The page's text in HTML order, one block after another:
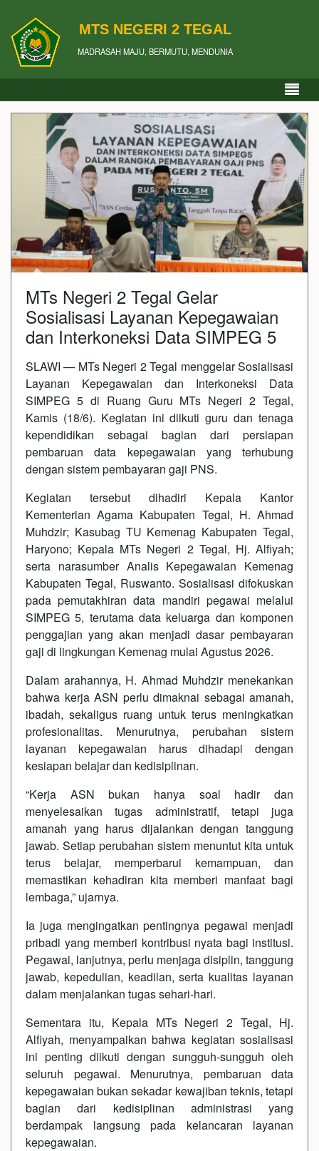
MTS NEGERI 2 TEGAL
MADRASAH MAJU, BERMUTU, MENDUNIA
MTs Negeri 2 Tegal Gelar
Sosialisasi Layanan Kepegawaian
dan Interkoneksi Data SIMPEG 5
SLAWI — MTs Negeri 2 Tegal menggelar Sosialisasi
Layanan Kepegawaian dan Interkoneksi Data
SIMPEG 5 di Ruang Guru MTs Negeri 2 Tegal,
Kamis (18/6). Kegiatan ini diikuti guru dan tenaga
kependidikan sebagai bagian dari persiapan
pembaruan data kepegawaian yang terhubung
dengan sistem pembayaran gaji PNS.
Kegiatan tersebut dihadiri Kepala Kantor
Kementerian Agama Kabupaten Tegal, H. Ahmad
Muhdzir; Kasubag TU Kemenag Kabupaten Tegal,
Haryono; Kepala MTs Negeri 2 Tegal, Hj. Alfiyah;
serta narasumber Analis Kepegawaian Kemenag
Kabupaten Tegal, Ruswanto. Sosialisasi difokuskan
pada pemutakhiran data mandiri pegawai melalui
SIMPEG 5, terutama data keluarga dan komponen
penggajian yang akan menjadi dasar pembayaran
gaji di lingkungan Kemenag mulai Agustus 2026.
Dalam arahannya, H. Ahmad Muhdzir menekankan
bahwa kerja ASN perlu dimaknai sebagai amanah,
ibadah, sekaligus ruang untuk terus meningkatkan
profesionalitas. Menurutnya, perubahan sistem
layanan kepegawaian harus dihadapi dengan
kesiapan belajar dan kedisiplinan.
“Kerja ASN bukan hanya soal hadir dan
menyelesaikan tugas administratif, tetapi juga
amanah yang harus dijalankan dengan tanggung
jawab. Setiap perubahan sistem menuntut kita untuk
terus belajar, memperbarui kemampuan, dan
memastikan kehadiran kita memberi manfaat bagi
lembaga,” ujarnya.
Ia juga mengingatkan pentingnya pegawai menjadi
pribadi yang memberi kontribusi nyata bagi institusi.
Pegawai, lanjutnya, perlu menjaga disiplin, tanggung
jawab, kepedulian, keadilan, serta kualitas layanan
dalam menjalankan tugas sehari-hari.
Sementara itu, Kepala MTs Negeri 2 Tegal, Hj.
Alfiyah, menyampaikan bahwa kegiatan sosialisasi
ini penting diikuti dengan sungguh-sungguh oleh
seluruh pegawai. Menurutnya, pembaruan data
kepegawaian bukan sekadar kewajiban teknis, tetapi
bagian dari kedisiplinan administrasi yang
berdampak langsung pada kelancaran layanan
kepegawaian.